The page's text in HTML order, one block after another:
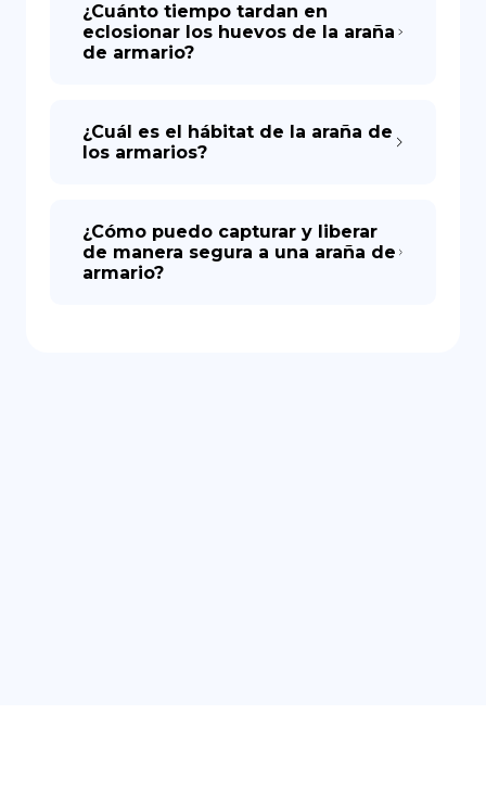
¿Cuánto tiempo tardan en
eclosionar los huevos de la araña
de armario?
¿Cuál es el hábitat de la araña de
los armarios?
¿Cómo puedo capturar y liberar
de manera segura a una araña de
armario?